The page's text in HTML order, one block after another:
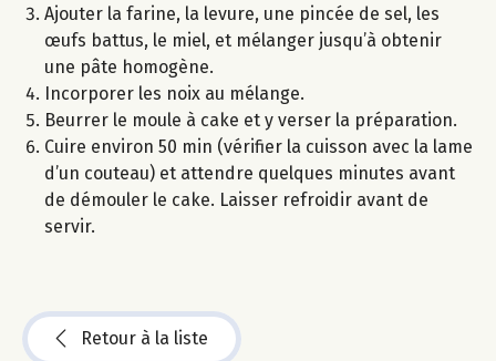
Ajouter la farine, la levure, une pincée de sel, les
œufs battus, le miel, et mélanger jusqu’à obtenir
une pâte homogène.
Incorporer les noix au mélange.
Beurrer le moule à cake et y verser la préparation.
Cuire environ 50 min (vérifier la cuisson avec la lame
d’un couteau) et attendre quelques minutes avant
de démouler le cake. Laisser refroidir avant de
servir.
Retour à la liste